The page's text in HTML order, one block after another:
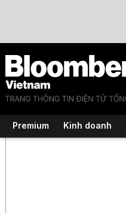
Premium Kinh doanh